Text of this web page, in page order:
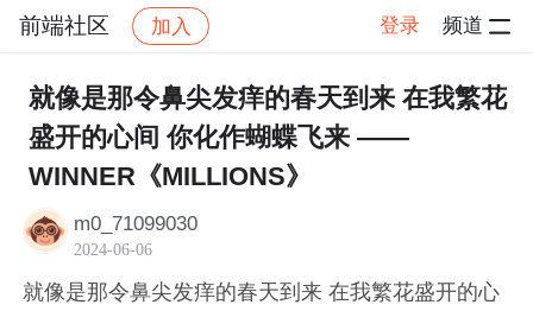
前端社区 加入 登录 频道
社区 前端社区 感慨 帖子详情
就像是那令鼻尖发痒的春天到来 在我繁花
盛开的心间 你化作蝴蝶飞来 ——
WINNER《MILLIONS》
m0_71099030
2024-06-06
就像是那令鼻尖发痒的春天到来 在我繁花盛开的心